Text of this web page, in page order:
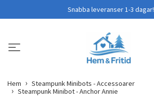
Snabba leveranser 1-3 dagar!
Hem
Steampunk Minibots - Accessoarer
Steampunk Minibot - Anchor Annie